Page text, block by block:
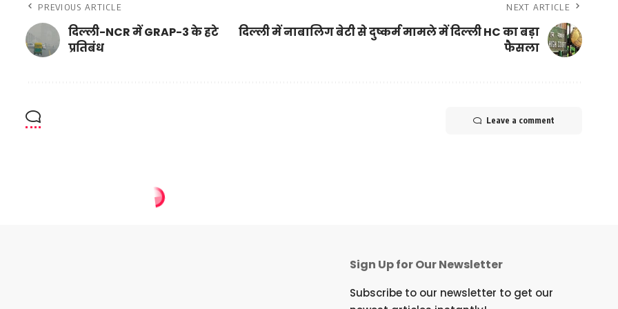
PREVIOUS ARTICLE
दिल्ली-NCR में GRAP-3 के हटे
प्रतिबंध
NEXT ARTICLE
दिल्ली में नाबालिग बेटी से दुष्कर्म मामले में दिल्ली HC का बड़ा
फैसला
Leave a comment
Sign Up for Our Newsletter
Subscribe to our newsletter to get our